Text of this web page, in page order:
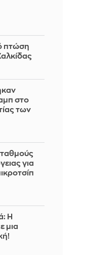
πτώση
στο
των
για
Η
μια